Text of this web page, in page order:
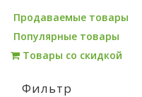
Продаваемые товары
Популярные товары
Товары со скидкой
Фильтр